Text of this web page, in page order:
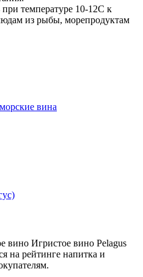
при температуре 10-12С к
из рыбы, морепродуктам
вина
вино Игристое вино Pelagus
на рейтинге напитка и